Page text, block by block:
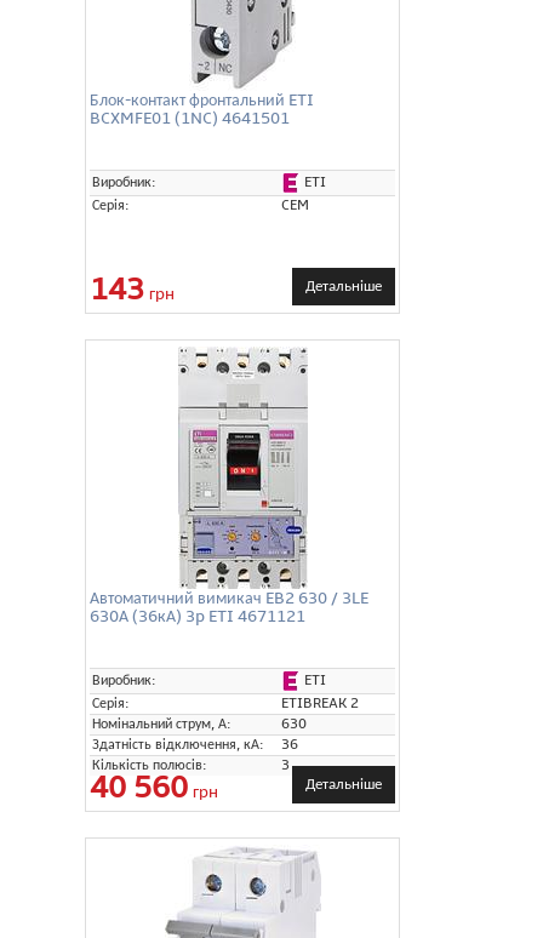
Блок-контакт фронтальний ETI
BCXMFE01 (1NC) 4641501
Виробник:
ETI
Серія:
CEM
143 грн Детальніше
Автоматичний вимикач EB2 630 / 3LE
630А (36кА) 3p ETI 4671121
Виробник:
ETI
Серія:
ETIBREAK 2
Номінальний струм, А:
630
Здатність відключення, кА:
36
Кількість полюсів:
3
40 560 грн Детальніше